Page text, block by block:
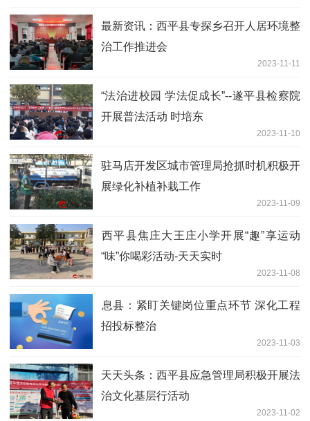
最新资讯：​西平县专探乡召开人居环境整
治工作推进会
2023-11-11
“法治进校园 学法促成长”--遂平县检察院
开展普法活动 时培东
2023-11-10
驻马店开发区城市管理局抢抓时机积极开
展绿化补植补栽工作
2023-11-09
​西平县焦庄大王庄小学开展“趣”享运动
“味”你喝彩活动-天天实时
2023-11-08
​息县：紧盯关键岗位重点环节 深化工程
招投标整治
2023-11-03
天天头条：​西平县应急管理局积极开展法
治文化基层行活动
2023-11-02